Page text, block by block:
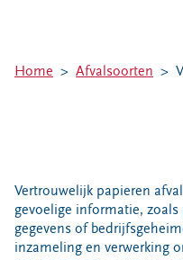
Zakelijke dienstverlening
Restafval
Papier en karton
Vertrouwelijk papier
Home Afvalsoorten
Vertrouwelijk papieren
gevoelige informatie,
gegevens of
inzameling en verwerking